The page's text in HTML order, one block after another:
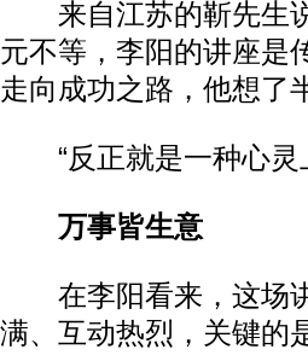
来自江苏的靳先生说
元不等，李阳的讲座是
走向成功之路，他想了
“反正就是一种心灵
万事皆生意
在李阳看来，这场讲
满、互动热烈，关键的